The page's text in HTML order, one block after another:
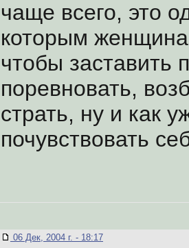
чаще всего, это
которым
чтобы заставить
поревновать,
страть, ну и как
почувствовать
06 Дек, 2004 г. - 18:17